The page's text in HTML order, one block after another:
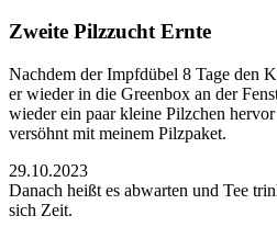
Zweite Pilzzucht Ernte
Nachdem der Impfdübel 8 Tage den
er wieder in die Greenbox an der
wieder ein paar kleine Pilzchen
versöhnt mit meinem Pilzpaket.
29.10.2023
Danach heißt es abwarten und Tee
sich Zeit.